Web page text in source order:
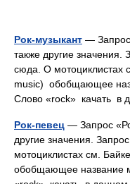
Рок-музыкант —
также другие значения.
сюда. О мотоциклистах
music) обобщающее
Слово «rock» качать
Рок-певец — Запрос
другие значения.
мотоциклистах см.
обобщающее название